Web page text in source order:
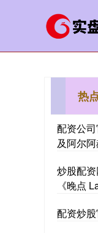
热
配资公
及阿尔
炒股配
《晚点
配资炒